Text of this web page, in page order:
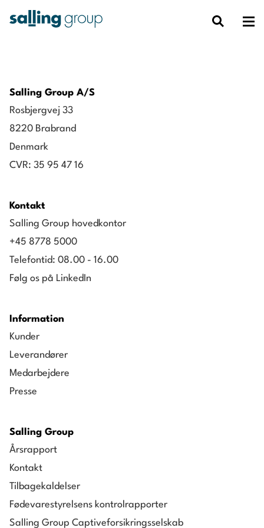
Salling Group A/S
Rosbjergvej 33
8220 Brabrand
Denmark
CVR: 35 95 47 16
Kontakt
Salling Group hovedkontor
+45 8778 5000
Telefontid: 08.00 - 16.00
Følg os på LinkedIn
Information
Kunder
Leverandører
Medarbejdere
Presse
Salling Group
Årsrapport
Kontakt
Tilbagekaldelser
Fødevarestyrelsens kontrolrapporter
Salling Group Captiveforsikringsselskab